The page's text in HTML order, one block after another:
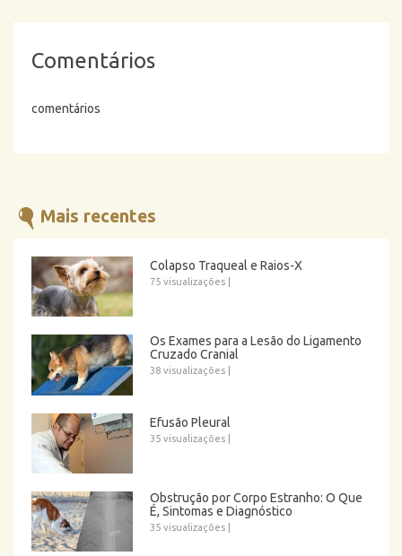
Comentários
comentários
Mais recentes
Colapso Traqueal e Raios-X
75 visualizações
Os Exames para a Lesão do Ligamento
Cruzado Cranial
38 visualizações
Efusão Pleural
35 visualizações
Obstrução por Corpo Estranho: O Que
É, Sintomas e Diagnóstico
35 visualizações